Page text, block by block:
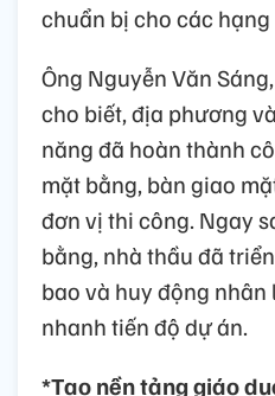
chuẩn bị cho các
Ông Nguyễn Văn
cho biết, địa phương
năng đã hoàn thành
mặt bằng, bàn giao
đơn vị thi công. Ngay
bằng, nhà thầu đã
bao và huy động nhân
nhanh tiến độ dự án.
*Tạo nền tảng giáo